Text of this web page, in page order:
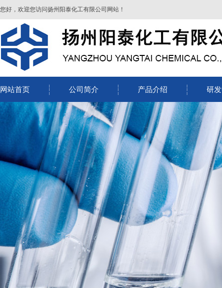
您好，欢迎您访问扬州阳泰化工有限公司网站！
网站首页 公司简介 产品介绍 研